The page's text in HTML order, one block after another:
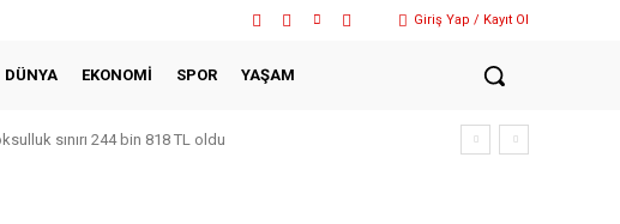
Giriş Yap / Kayıt Ol
DÜNYA EKONOMİ SPOR YAŞAM
sınırı 244 bin 818 TL oldu